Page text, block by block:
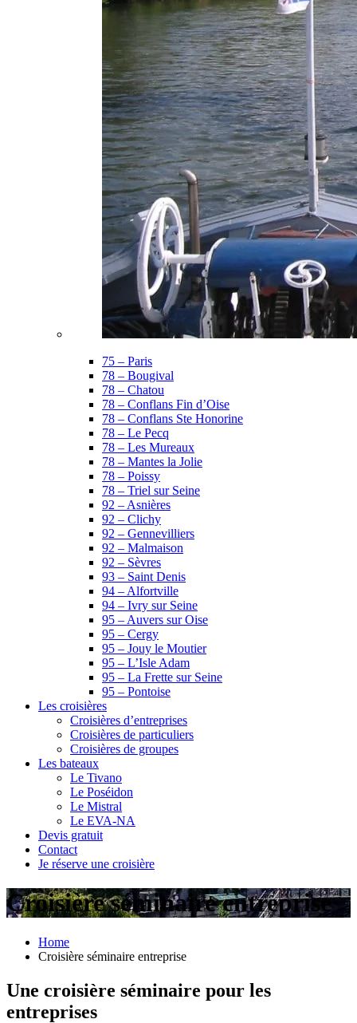
75 – Paris
78 – Bougival
78 – Chatou
78 – Conflans Fin d’Oise
78 – Conflans Ste Honorine
78 – Le Pecq
78 – Les Mureaux
78 – Mantes la Jolie
78 – Poissy
78 – Triel sur Seine
92 – Asnières
92 – Clichy
92 – Gennevilliers
92 – Malmaison
92 – Sèvres
93 – Saint Denis
94 – Alfortville
94 – Ivry sur Seine
95 – Auvers sur Oise
95 – Cergy
95 – Jouy le Moutier
95 – L’Isle Adam
95 – La Frette sur Seine
95 – Pontoise
Les croisières
Croisières d’entreprises
Croisières de particuliers
Croisières de groupes
Les bateaux
Le Tivano
Le Poséidon
Le Mistral
Le EVA-NA
Devis gratuit
Contact
Je réserve une croisière
Croisière séminaire entreprise
Home
Croisière séminaire entreprise
Une croisière séminaire pour les
entreprises